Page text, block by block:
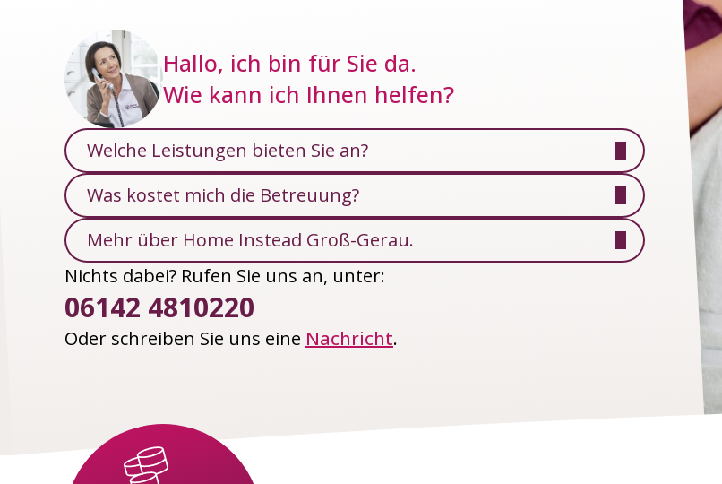
Hallo, ich bin für Sie da.
Wie kann ich Ihnen helfen?
Welche Leistungen bieten Sie an?
Was kostet mich die Betreuung?
Mehr über Home Instead Groß-Gerau.
Nichts dabei? Rufen Sie uns an, unter:
06142 4810220
Oder schreiben Sie uns eine Nachricht.